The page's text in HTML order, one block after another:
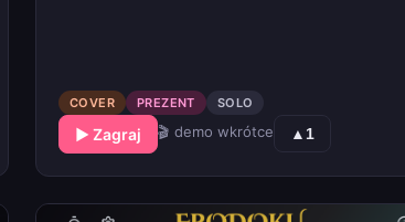
COVER PREZENT SOLO
▶ Zagraj 🎬 demo wkrótce ▲1